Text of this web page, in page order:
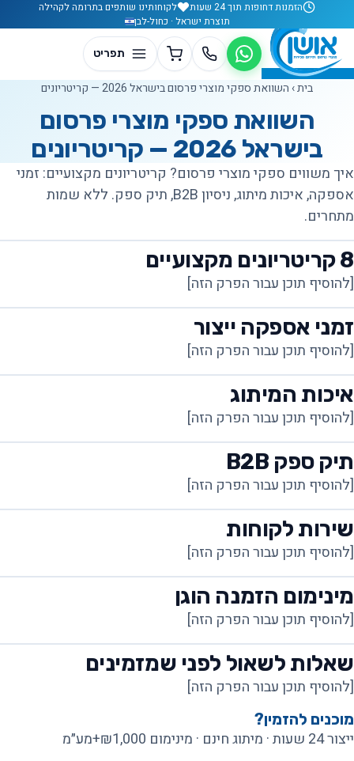
דלג לתוכןהזמנות דחופות תוך 24 שעות
לקוחותינו שותפים בתרומה לקהילה
תוצרת ישראל · כחול-לבן
בית› השוואת ספקי מוצרי פרסום בישראל 2026 — קריטריונים
השוואת ספקי מוצרי פרסום
בישראל 2026 — קריטריונים
איך משווים ספקי מוצרי פרסום? קריטריונים מקצועיים: זמני
אספקה, איכות מיתוג, ניסיון B2B, תיק ספק. ללא שמות
מתחרים.
8 קריטריונים מקצועיים
[להוסיף תוכן עבור הפרק הזה]
זמני אספקה ייצור
[להוסיף תוכן עבור הפרק הזה]
איכות המיתוג
[להוסיף תוכן עבור הפרק הזה]
תיק ספק B2B
[להוסיף תוכן עבור הפרק הזה]
שירות לקוחות
[להוסיף תוכן עבור הפרק הזה]
מינימום הזמנה הוגן
[להוסיף תוכן עבור הפרק הזה]
שאלות לשאול לפני שמזמינים
[להוסיף תוכן עבור הפרק הזה]
מוכנים להזמין?
ייצור 24 שעות · מיתוג חינם · מינימום ₪1,000+מע״מ